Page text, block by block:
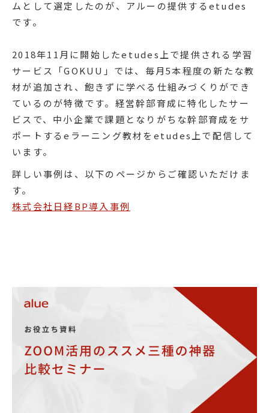
ムとして選定したのが、アルーの提供するetudes
です。
2018年11月に開始したetudes上で提供される学習
サービス「GOKUU」では、毎月5本程度の新たな教
材が追加され、飽きずに学べる仕組みづくりができ
ているのが特徴です。経営幹部育成に特化したサー
ビスで、中小企業で課題となりがちな幹部育成をサ
ポートするeラーニング教材をetudes上で配信して
います。
詳しい事例は、以下のページからご確認いただけま
す。
株式会社日経BP導入事例